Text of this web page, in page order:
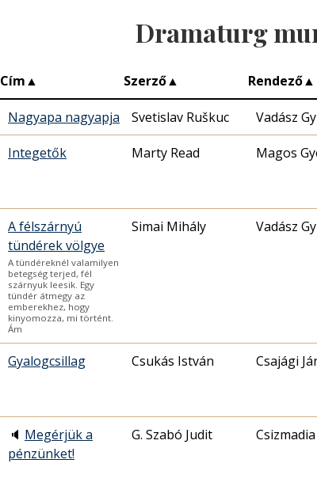
Dramaturg
Cím▲ Szerző▲ Rendező▲
Nagyapa nagyapja Svetislav Ruškuc Vadász
Integetők Marty Read Magos
A félszárnyú
tündérek völgye
A tündéreknél valamilyen
betegség terjed, fél
szárnyuk leesik. Egy
tündér átmegy az
emberekhez, hogy
kinyomozza, mi történt.
Ám
Simai Mihály Vadász
Gyalogcsillag Csukás István Csajági
🔈 Megérjük a
pénzünket!
G. Szabó Judit